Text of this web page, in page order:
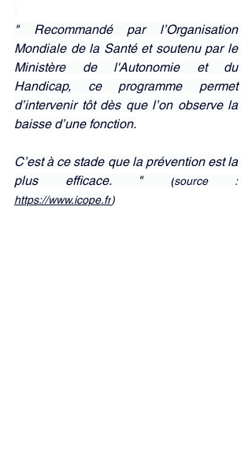
" Recommandé par l’Organisation
Mondiale de la Santé et soutenu par le
Ministère de l'Autonomie et du
Handicap, ce programme permet
d’intervenir tôt dès que l’on observe la
baisse d’une fonction.
C’est à ce stade que la prévention est la
plus efficace. " (
source :
https://www.icope.fr)